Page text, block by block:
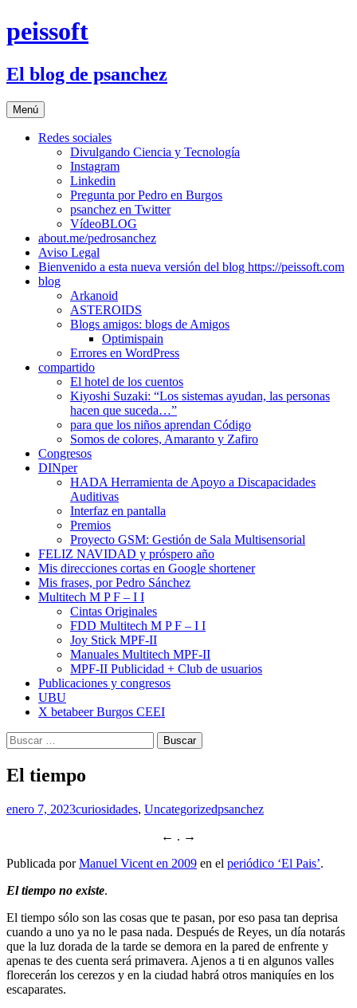
Saltar
al
peissoft
El blog de psanchez
Menú
Redes sociales
Divulgando Ciencia y Tecnología
Instagram
Linkedin
Pregunta por Pedro en Burgos
psanchez en Twitter
VídeoBLOG
about.me/pedrosanchez
Aviso Legal
Bienvenido a esta nueva versión del blog https://peissoft.com
blog
Arkanoid
ASTEROIDS
Blogs amigos: blogs de Amigos
Optimispain
Errores en WordPress
compartido
El hotel de los cuentos
Kiyoshi Suzaki: “Los sistemas ayudan, las personas
hacen que suceda…”
para que los niños aprendan Código
Somos de colores, Amaranto y Zafiro
Congresos
DINper
HADA Herramienta de Apoyo a Discapacidades
Auditivas
Interfaz en pantalla
Premios
Proyecto GSM: Gestión de Sala Multisensorial
FELIZ NAVIDAD y próspero año
Mis direcciones cortas en Google shortener
Mis frases, por Pedro Sánchez
Multitech M P F – I I
Cintas Originales
FDD Multitech M P F – I I
Joy Stick MPF-II
Manuales Multitech MPF-II
MPF-II Publicidad + Club de usuarios
Publicaciones y congresos
UBU
X betabeer Burgos CEEI
Buscar:
El tiempo
enero 7, 2023curiosidades, Uncategorizedpsanchez
← . →
Publicada porManuel Vicent en 2009 en el periódico ‘El Pais’.
El tiempo no existe.
El tiempo sólo son las cosas que te pasan, por eso pasa tan deprisa
cuando a uno ya no le pasa nada. Después de Reyes, un día notarás
que la luz dorada de la tarde se demora en la pared de enfrente y
apenas te des cuenta será primavera. Ajenos a ti en algunos valles
florecerán los cerezos y en la ciudad habrá otros maniquíes en los
escaparates.